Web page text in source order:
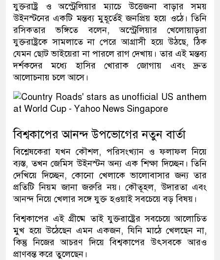
যুক্তরাষ্ট্র ও অস্ট্রেলিয়ার ম্যাচে উত্তেজনা বাড়ার সময়
উইনস্টনের একটি মন্তব্য মুহূর্তেই জনপ্রিয় হয়ে ওঠে। তিনি
রসিকতার ভঙ্গিতে বলেন, অস্ট্রেলিয়ার খেলোয়াড়রা
যুক্তরাষ্ট্রকে সামলাতে না পেরে আগ্রাসী হয়ে উঠছে, ঠিক
যেমন ছোট ভাইয়েরা না পারলে রাগ দেখায়। তার এই মন্তব্য
দর্শকদের মধ্যে হাসির খোরাক জোগায় এবং দ্রুত
আলোচনায় চলে আসে।
বিশ্বকাপের আনন্দ উপভোগের নতুন বার্তা
বিশ্লেষকেরা যখন কৌশল, পরিসংখ্যান ও ফলাফল নিয়ে
ব্যস্ত, তখন জেমিস উইনস্টন অন্য এক শিক্ষা দিচ্ছেন। তিনি
দেখিয়ে দিচ্ছেন, কোনো খেলাকে ভালোবাসার জন্য তার
প্রতিটি নিয়ম জানা জরুরি নয়। কৌতূহল, উদারতা এবং
আনন্দ নিয়ে খেলার সঙ্গে যুক্ত হওয়াই সবচেয়ে বড় বিষয়।
বিশ্বকাপের এই গ্রীষ্মে তাই যুক্তরাষ্ট্রের সবচেয়ে আলোচিত
মুখ হয়ে উঠেছেন এমন একজন, যিনি মাঠে খেলছেন না,
কিন্তু নিজের আচরণ দিয়ে বিশ্বকাপের উৎসবকে আরও
প্রাণবন্ত করে তুলেছেন।